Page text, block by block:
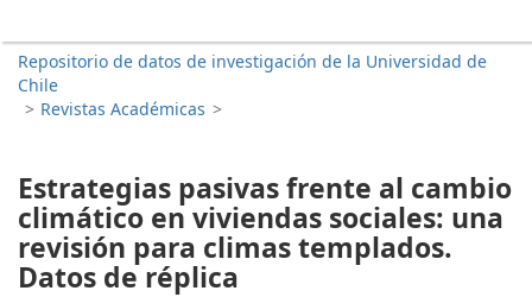
Repositorio de datos de investigación de la Universidad de
Chile
> Revistas Académicas >
Estrategias pasivas frente al cambio
climático en viviendas sociales: una
revisión para climas templados.
Datos de réplica